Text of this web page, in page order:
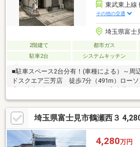
東武東上線
その他の交通
埼玉県富士
2階建て 都市ガス
駐車2台
システムキッチン
■駐車スペース2台分有！(車種による）～周
ドスクエア三芳店 徒歩7分（491m）ロー
店 徒歩7分（503m）ウエルシア 富士見鶴
（630m）三芳町立関沢小学校 徒歩10分（
学校 徒歩11分（870m）緑のさんぽみち
（456m）埼玉県富士見市鶴瀬西３
4,280万円